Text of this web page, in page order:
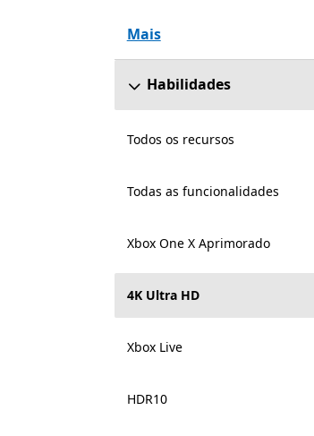
Mais
Habilidades
Todos os recursos
Todas as funcionalidades
Xbox One X Aprimorado
4K Ultra HD
Xbox Live
HDR10